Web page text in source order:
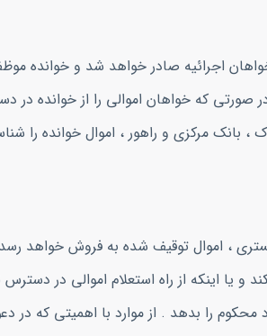
صورتی که خواهان اموالی را از خوانده در
، بانک مرکزی و راهور ، اموال خوانده را
، اموال توقیف شده به فروش خواهد
اینکه از راه استعلام اموالی در دسترس
را بدهد . از موارد با اهمیتی که در